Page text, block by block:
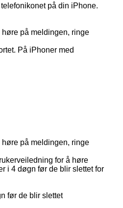
på din iPhone.
på meldingen, ringe
På iPhoner med
på meldingen, ringe
for å høre
i 4 døgn før de blir slettet for
før de blir slettet